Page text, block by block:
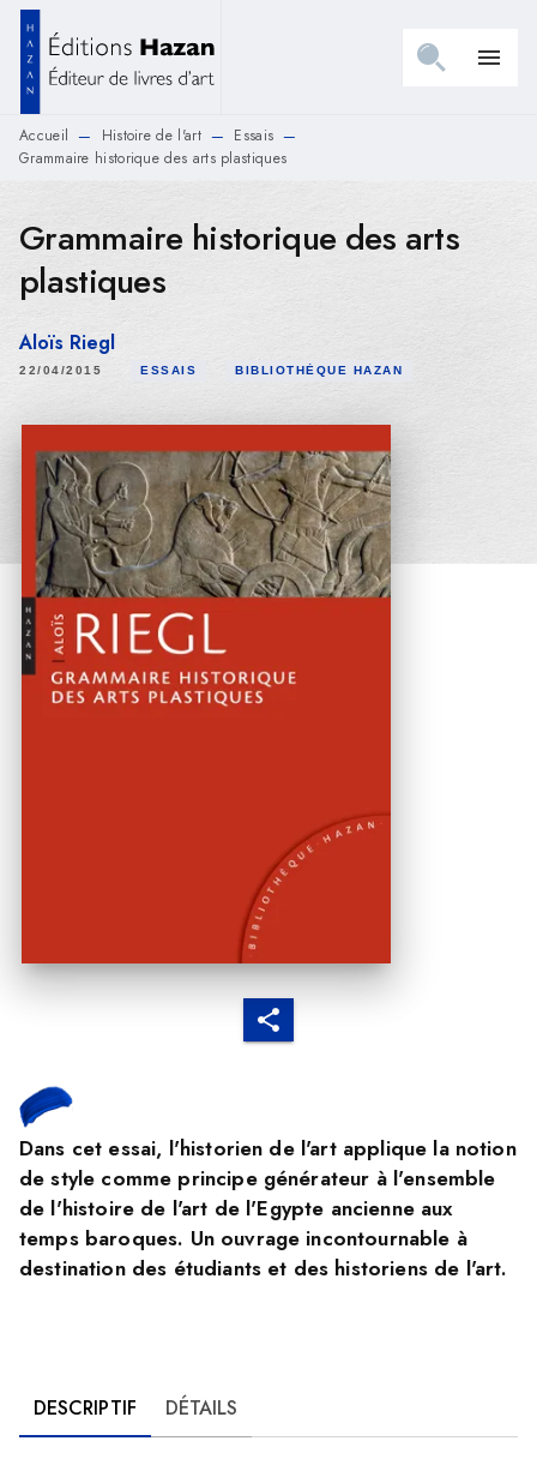
MENU RECHERCHE
PIED DE PAGE
menu
Accueil — Histoire de l'art — Essais —
Grammaire historique des arts plastiques
Grammaire historique des arts
plastiques
Aloïs Riegl
22/04/2015 ESSAIS BIBLIOTHÈQUE HAZAN
Dans cet essai, l'historien de l'art applique la notion
de style comme principe générateur à l'ensemble
de l'histoire de l'art de l'Egypte ancienne aux
temps baroques. Un ouvrage incontournable à
destination des étudiants et des historiens de l'art.
DESCRIPTIF DÉTAILS